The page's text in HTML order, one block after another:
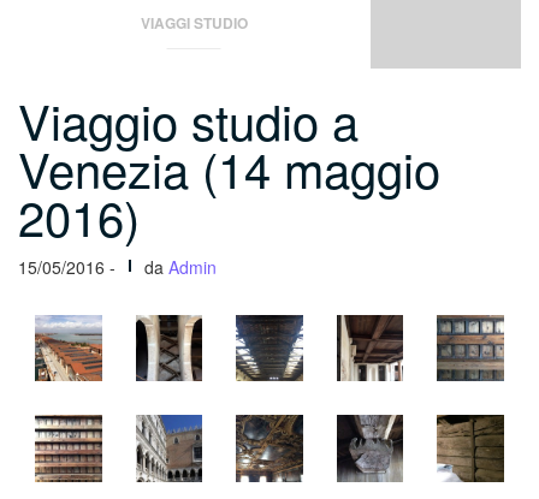
VIAGGI STUDIO
Viaggio studio a
Venezia (14 maggio
2016)
15/05/2016 - da Admin